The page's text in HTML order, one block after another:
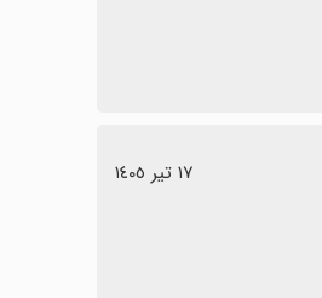
١٧ تیر ١٤٠٥